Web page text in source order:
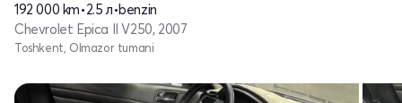
192 000 km•2.5 л•benzin
Chevrolet Epica II V250, 2007
Toshkent, Olmazor tumani